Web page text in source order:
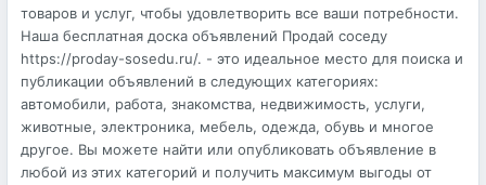
товаров и услуг, чтобы удовлетворить все ваши потребности.
Наша бесплатная доска объявлений Продай соседу
https://proday-sosedu.ru/. - это идеальное место для поиска и
публикации объявлений в следующих категориях:
автомобили, работа, знакомства, недвижимость, услуги,
животные, электроника, мебель, одежда, обувь и многое
другое. Вы можете найти или опубликовать объявление в
любой из этих категорий и получить максимум выгоды от